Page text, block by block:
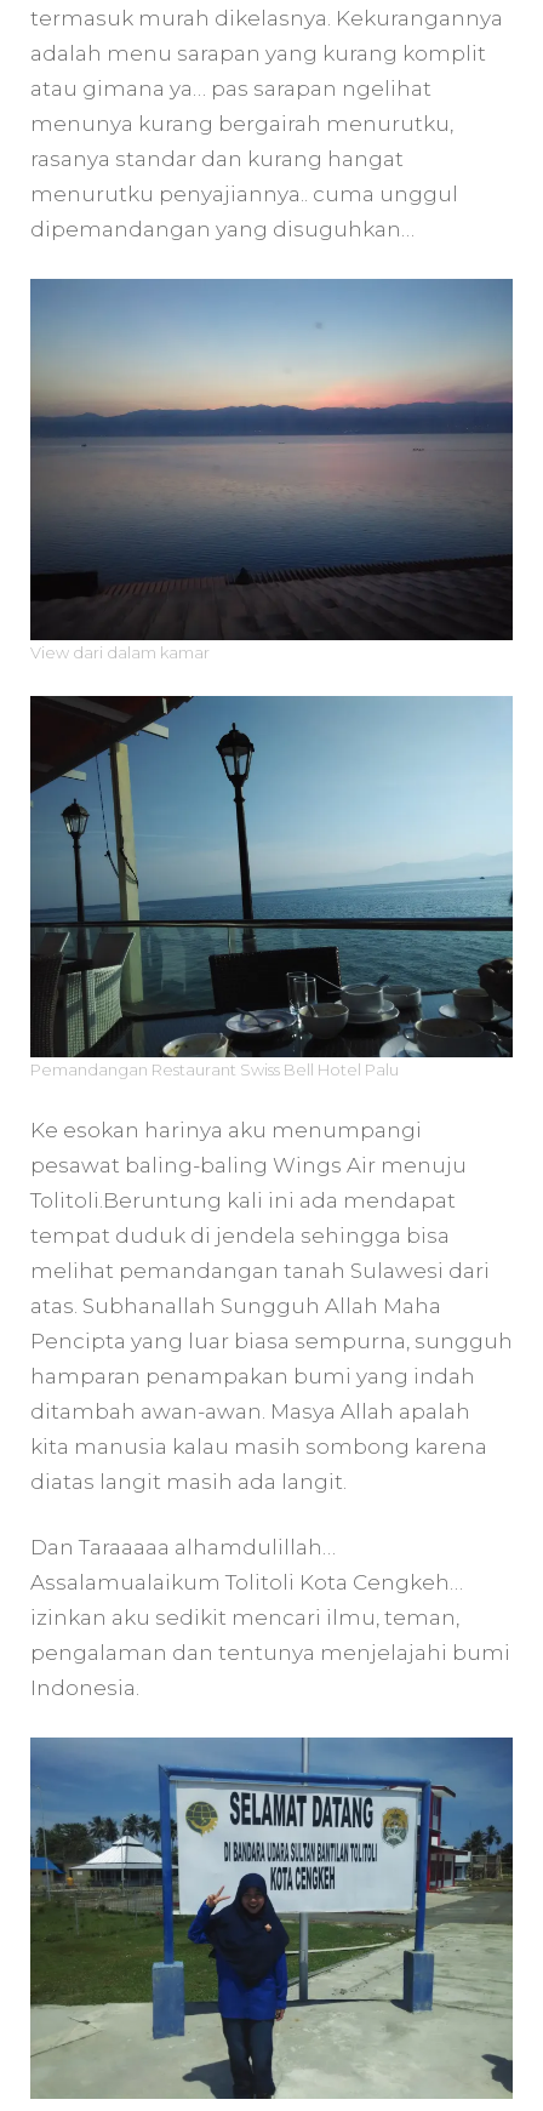
termasuk murah dikelasnya. Kekurangannya
adalah menu sarapan yang kurang komplit
atau gimana ya… pas sarapan ngelihat
menunya kurang bergairah menurutku,
rasanya standar dan kurang hangat
menurutku penyajiannya.. cuma unggul
dipemandangan yang disuguhkan…
View dari dalam kamar
Pemandangan Restaurant Swiss Bell Hotel Palu
Ke esokan harinya aku menumpangi
pesawat baling-baling Wings Air menuju
Tolitoli.Beruntung kali ini ada mendapat
tempat duduk di jendela sehingga bisa
melihat pemandangan tanah Sulawesi dari
atas. Subhanallah Sungguh Allah Maha
Pencipta yang luar biasa sempurna, sungguh
hamparan penampakan bumi yang indah
ditambah awan-awan. Masya Allah apalah
kita manusia kalau masih sombong karena
diatas langit masih ada langit.
Dan Taraaaaa alhamdulillah…
Assalamualaikum Tolitoli Kota Cengkeh…
izinkan aku sedikit mencari ilmu, teman,
pengalaman dan tentunya menjelajahi bumi
Indonesia.